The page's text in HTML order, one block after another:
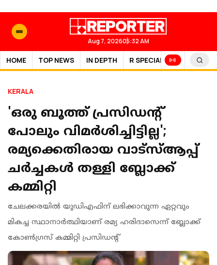
Aug 7, 202605:32 AM
HOME TOP NEWS IN DEPTH R SPECIAL SPORTS
KERALA
'ഒരു ബൂത്ത് പ്രസിഡന്റ്
പോലും വിമർശിച്ചിട്ടില്ല';
രമ്യക്കെതിരായ വാട്‌സ്ആപ്പ്
ചര്‍ച്ചകൾ തള്ളി ബ്ലോക്ക്
കമ്മിറ്റി
ചേലക്കരയില്‍ യുഡിഎഫിന് ലഭിക്കാവുന്ന ഏറ്റവും
മികച്ച സ്ഥാനാര്‍ത്ഥിയാണ് രമ്യ ഹരിദാസെന്ന് ബ്ലോക്ക്
കോണ്‍ഗ്രസ് കമ്മിറ്റി പ്രസിഡന്റ്